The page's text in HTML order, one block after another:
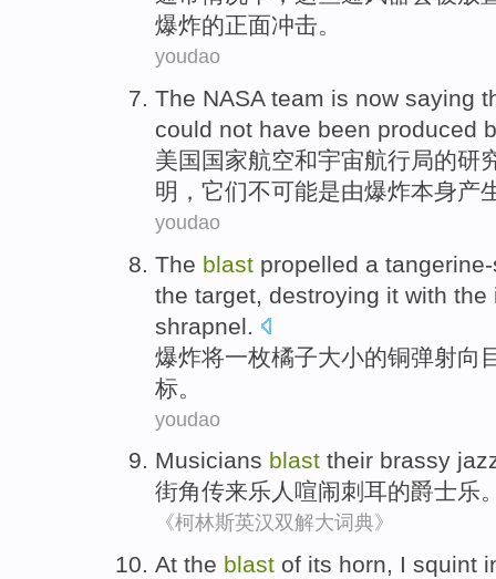
爆炸的正面冲击。
youdao
The NASA team is now saying
could not have been produced
美国国家航空和宇宙航行局的研
明 ， 它们不可能是由爆炸本身产
youdao
The blast propelled a
the target destroying it with the
shrapnel
爆炸将一枚橘子大小的铜弹射向
标。
youdao
Musicians blast their brassy
街角传来乐人喧闹刺耳的爵士乐
《柯林斯英汉双解大词典》
At the blast of its horn, I squint